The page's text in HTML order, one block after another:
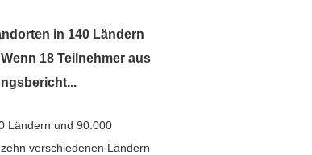
in 140 Ländern
18 Teilnehmer aus
Ländern und 90.000
verschiedenen Ländern